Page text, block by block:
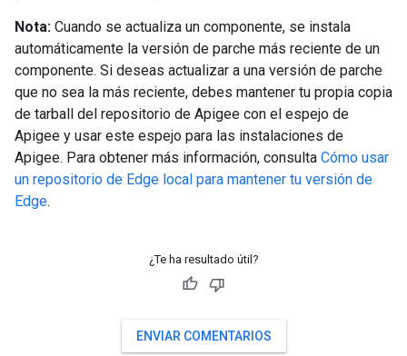
Nota: Cuando se actualiza un componente, se instala
automáticamente la versión de parche más reciente de un
componente. Si deseas actualizar a una versión de parche
que no sea la más reciente, debes mantener tu propia copia
de tarball del repositorio de Apigee con el espejo de
Apigee y usar este espejo para las instalaciones de
Apigee. Para obtener más información, consulta Cómo usar
un repositorio de Edge local para mantener tu versión de
Edge.
¿Te ha resultado útil?
ENVIAR COMENTARIOS